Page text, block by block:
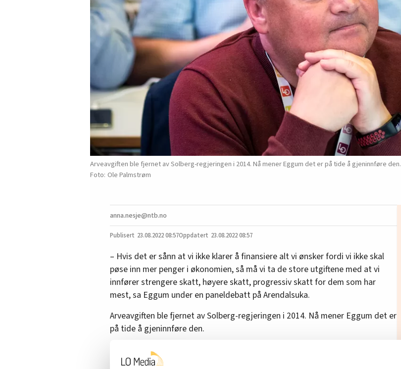
Arveavgiften ble fjernet av Solberg-regjeringen i 2014. Nå mener Eggum det er på tide å gjeninnføre den.
Ole Palmstrøm
anna.nesje@ntb.no
23.08.202208:57 23.08.2022 08:57
– Hvis det er sånn at vi ikke klarer å finansiere alt vi ønsker fordi vi ikke skal
pøse inn mer penger i økonomien, så må vi ta de store utgiftene med at vi
innfører strengere skatt, høyere skatt, progressiv skatt for dem som har
mest, sa Eggum under en paneldebatt på Arendalsuka.
Arveavgiften ble fjernet av Solberg-regjeringen i 2014. Nå mener Eggum det er
på tide å gjeninnføre den.
– Vi er et av få land i Europa som ikke har arveskatt. Da handler det om
hvordan du innretter den, for å få den sosialt bærekraftig, sa Eggum ifølge